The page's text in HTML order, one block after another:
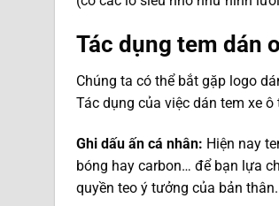
Tác dụng tem dán
Chúng ta có thể bắt gặp logo
Tác dụng của việc dán tem xe
Ghi dấu ấn cá nhân: Hiện nay
bóng hay carbon… để bạn lựa
quyền teo ý tưởng của bản thân.